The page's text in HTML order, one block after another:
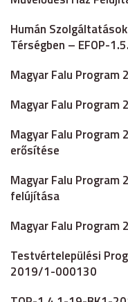
Humán
Térségben – EFOP-
Magyar Falu Program
Magyar Falu Program
Magyar Falu
erősítése
Magyar Falu
felújítása
Magyar Falu
Testvértelepülési
2019/1-000130